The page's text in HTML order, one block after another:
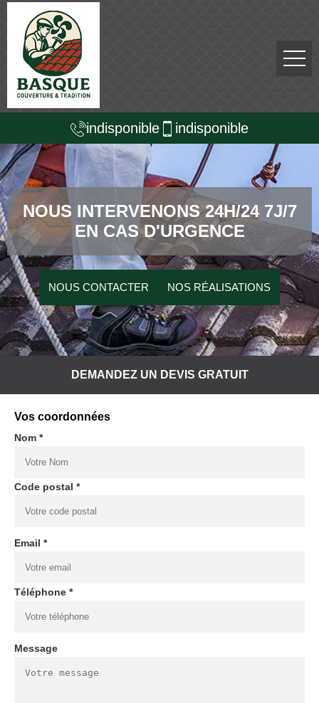
indisponible indisponible
NOUS INTERVENONS 24H/24 7J/7
EN CAS D'URGENCE
NOUS CONTACTER NOS RÉALISATIONS
DEMANDEZ UN DEVIS GRATUIT
Vos coordonnées
Nom *
Code postal *
Email *
Téléphone *
Message